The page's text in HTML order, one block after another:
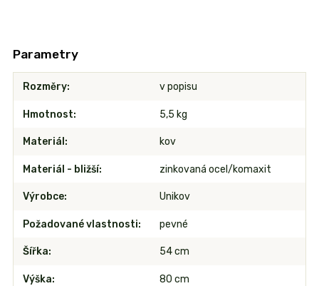
Parametry
Rozměry v popisu
Hmotnost 5,5 kg
Materiál kov
Materiál - bližší zinkovaná ocel/komaxit
Výrobce Unikov
Požadované vlastnosti pevné
Šířka 54 cm
Výška 80 cm